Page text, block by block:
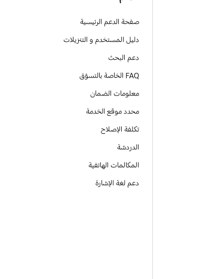
صفحة الدعم الرئيسية
دليل المستخدم و التنزيلات
دعم البحث
FAQ الخاصة بالتسوّق
معلومات الضمان
محدد موقع الخدمة
تكلفة الإصلاح
الدردشة
المكالمات الهاتفية
دعم لغة الإشارة